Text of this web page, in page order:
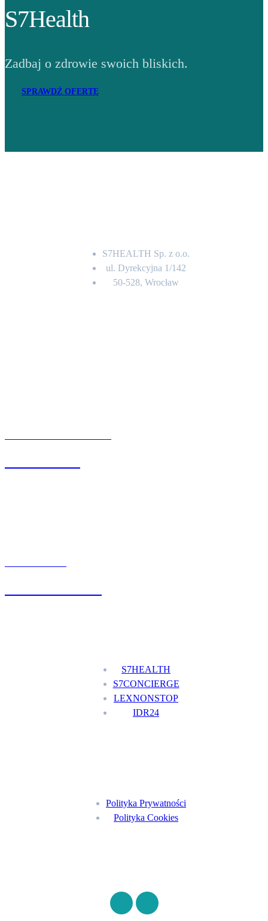
S7Health
Zadbaj o zdrowie swoich bliskich.
SPRAWDŹ OFERTĘ
S7HEALTH Sp. z o.o.
ul. Dyrekcyjna 1/142
50-528, Wrocław
S7HEALTH
S7CONCIERGE
LEXNONSTOP
IDR24
Polityka Prywatności
Polityka Cookies